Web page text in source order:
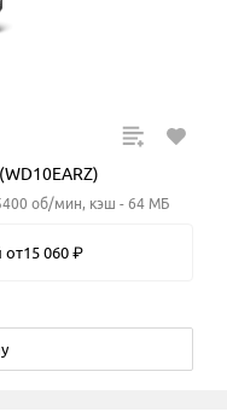
об/мин, кэш - 64 МБ
от15 060 ₽